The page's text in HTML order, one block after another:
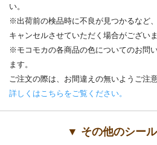
い。
※出荷前の検品時に不良が見つかるなど
キャンセルさせていただく場合がございま
※モコモカの各商品の色についてのお問
ます。
ご注文の際は、お間違えの無いようご注
詳しくはこちらをご覧ください。
▼ その他のシー